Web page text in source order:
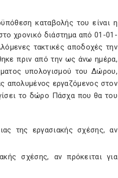
καταβολής του είναι η
χρονικό διάστημα από 01-01-
τακτικές αποδοχές την
πριν από την ως άνω ημέρα,
υπολογισμού του Δώρου,
απολυμένος εργαζόμενος στον
το δώρο Πάσχα που θα του
της εργασιακής σχέσης, αν
σχέσης, αν πρόκειται για